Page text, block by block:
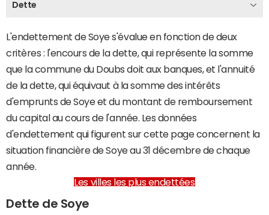
Dette
L'endettement de Soye s'évalue en fonction de deux
critères : l'encours de la dette, qui représente la somme
que la commune du Doubs doit aux banques, et l'annuité
de la dette, qui équivaut à la somme des intérêts
d'emprunts de Soye et du montant de remboursement
du capital au cours de l'année. Les données
d'endettement qui figurent sur cette page concernent la
situation financière de Soye au 31 décembre de chaque
année.
Les villes les plus endettées
Dette de Soye